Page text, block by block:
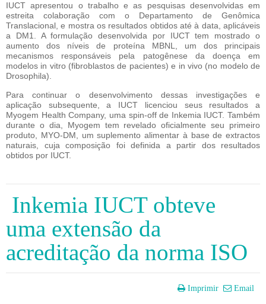
IUCT apresentou o trabalho e as pesquisas desenvolvidas em
estreita colaboração com o Departamento de Genômica
Translacional, e mostra os resultados obtidos até à data, aplicáveis
a DM1. A formulação desenvolvida por IUCT tem mostrado o
aumento dos níveis de proteína MBNL, um dos principais
mecanismos responsáveis pela patogênese da doença em
modelos in vitro (fibroblastos de pacientes) e in vivo (no modelo de
Drosophila).
Para continuar o desenvolvimento dessas investigações e
aplicação subsequente, a IUCT licenciou seus resultados a
Myogem Health Company, uma spin-off de Inkemia IUCT. Também
durante o dia, Myogem tem revelado oficialmente seu primeiro
produto, MYO-DM, um suplemento alimentar à base de extractos
naturais, cuja composição foi definida a partir dos resultados
obtidos por IUCT.
Inkemia IUCT obteve
uma extensão da
acreditação da norma ISO
Imprimir Email